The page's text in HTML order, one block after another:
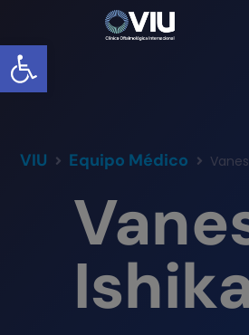
Abrir barra de herramientas
VIU Equipo Médico